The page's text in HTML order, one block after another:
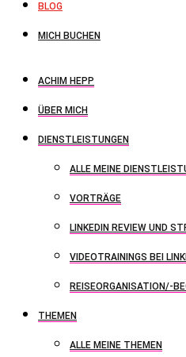
BLOG
MICH BUCHEN
ACHIM HEPP
ÜBER MICH
DIENSTLEISTUNGEN
ALLE MEINE
VORTRÄGE
LINKEDIN REVIEW UND
VIDEOTRAININGS BEI
REISEORGANISATION/-
THEMEN
ALLE MEINE THEMEN